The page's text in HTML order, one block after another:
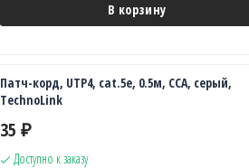
В корзину
Патч-корд, UTP4, cat.5е, 0.5м, CCA, серый,
TechnoLink
35 ₽
Доступно к заказу